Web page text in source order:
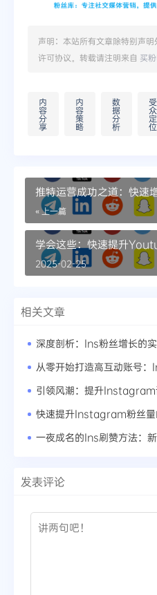
声明：本站所有文章除特别声明
许可协议。转载请注明来自 买
内
容
分
享
内
容
策
略
数
据
分
析
受
众
定
位
推特运营成功之道：快速
« 上一篇
学会这些：快速提升
2025-02-25
相关文章
深度剖析：Ins粉丝增长的
从零开始打造高互动账号
引领风潮：提升Instagram
快速提升Instagram粉丝量
一夜成名的Ins刷赞方法：
发表评论